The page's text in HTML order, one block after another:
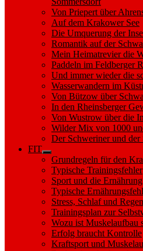
Von Priepert über
Auf dem Krakower See
Die Umquerung der
Romantik auf der
Mein Heimatrevier die
Paddeln im Feldberger
Und immer wieder die
Wasserwandern im
Von Bützow über
In den Rheinsberger
Von Wustrow über die
Wilder Mix von 1000
Der Schweriner und der
FIT
Show
sub
menu
Grundregeln für den
Typische Trainingsfehler
Sport und die Ernährung
Typische
Stress, Schlaf und
Trainingsplan zur
Wozu ist Muskelaufbau
Erfolg braucht Kontrolle
Kraftsport und